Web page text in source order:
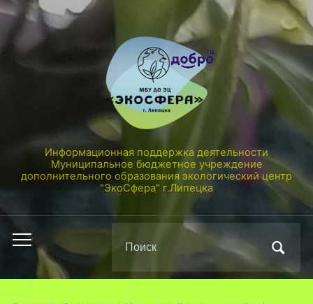
Информационная поддержка деятельности
Муниципальное бюджетное учреждение
дополнительного образования экологический центр
"ЭкоСфера" г.Липецка
Переключить
мобильное
меню
по: